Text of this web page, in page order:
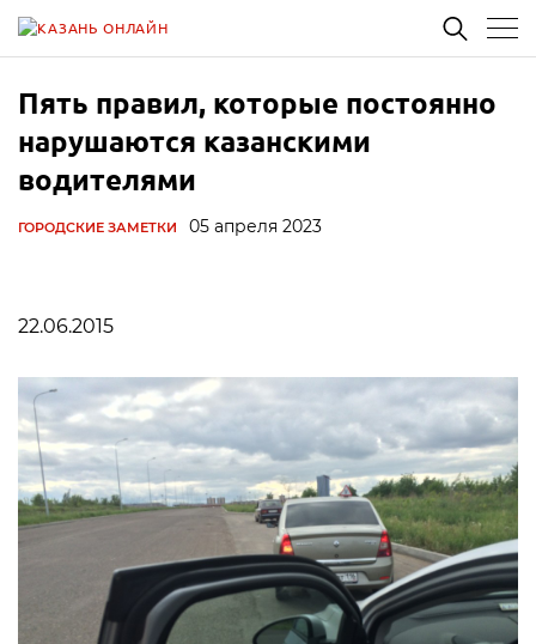
Пять правил, которые постоянно
нарушаются казанскими
водителями
ГОРОДСКИЕ ЗАМЕТКИ 05 апреля 2023
22.06.2015